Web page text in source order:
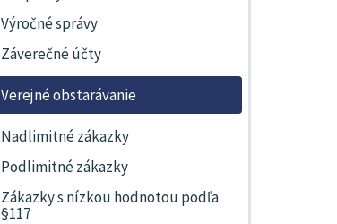
Výročné správy
Záverečné účty
Verejné obstarávanie
Nadlimitné zákazky
Podlimitné zákazky
Zákazky s nízkou hodnotou podľa
§117